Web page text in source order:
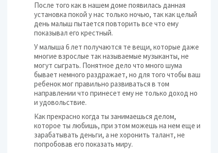
После того как в нашем доме появилась данная
установка покой у нас только ночью, так как целый
день малыш пытается повторить все что ему
показывал его крестный.
У малыша 6 лет получаются те вещи, которые даже
многие взрослые так называемые музыканты, не
могут сыграть. Понятное дело что много шума
бывает немного раздражает, но для того чтобы ваш
ребенок мог правильно развиваться в том
направлении что принесет ему не только доход но
и удовольствие.
Как прекрасно когда ты занимаешься делом,
которое ты любишь, при этом можешь на нем еще и
зарабатывать деньги, а не хоронить талант, не
попробовав его показать миру.